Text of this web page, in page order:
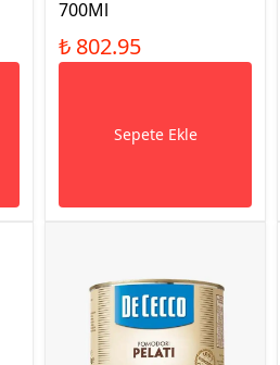
700Ml
₺ 802.95
Sepete Ekle